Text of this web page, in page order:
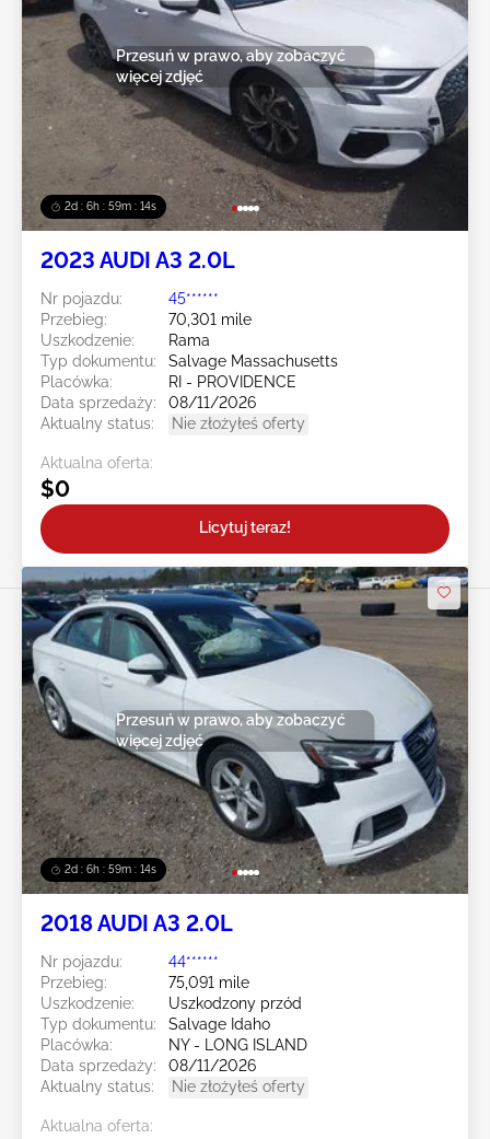
2d : 6h : 59m : 11s
Przesuń w prawo, aby zobaczyć
więcej zdjęć
2023 AUDI A3 2.0L
Nr pojazdu:
45******
Przebieg:
70,301 mile
Uszkodzenie:
Rama
Typ dokumentu:
Salvage Massachusetts
Placówka:
RI - PROVIDENCE
Data sprzedaży:
08/11/2026
Aktualny status:
Nie złożyłeś oferty
Aktualna oferta:
$0
Licytuj teraz!
2d : 6h : 59m : 11s
Przesuń w prawo, aby zobaczyć
więcej zdjęć
2018 AUDI A3 2.0L
Nr pojazdu:
44******
Przebieg:
75,091 mile
Uszkodzenie:
Uszkodzony przód
Typ dokumentu:
Salvage Idaho
Placówka:
NY - LONG ISLAND
Data sprzedaży:
08/11/2026
Aktualny status:
Nie złożyłeś oferty
Aktualna oferta: